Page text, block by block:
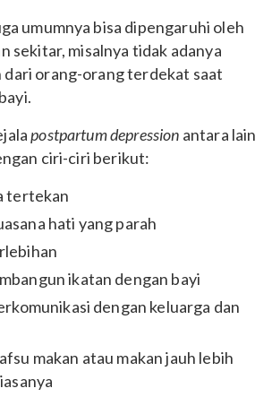
umumnya bisa dipengaruhi oleh
sekitar, misalnya tidak adanya
orang-orang terdekat saat
postpartum depression antara lain
ciri-ciri berikut:
tertekan
hati yang parah
ikatan dengan bayi
dengan keluarga dan
makan atau makan jauh lebih